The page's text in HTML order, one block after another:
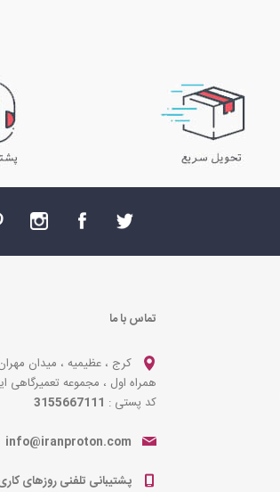
تماس با ما
کرج ، عظیمیه ، میدان
همراه اول ، مجموعه تعمیرگاهی
کد پستی : 3155667111
info@iranproton.com
پشتیبانی تلفنی روزهای کاری